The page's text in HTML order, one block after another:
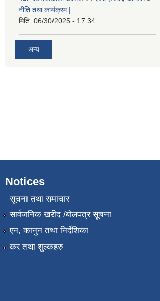
नीति तथा कार्यक्रम |
मिति: 06/30/2025 - 17:34
अन्य
Notices
सूचना तथा समाचार
सार्वजनिक खरीद /बोलपत्र सूचना
एन, कानुन तथा निर्देशिका
कर तथा शुल्कहरु